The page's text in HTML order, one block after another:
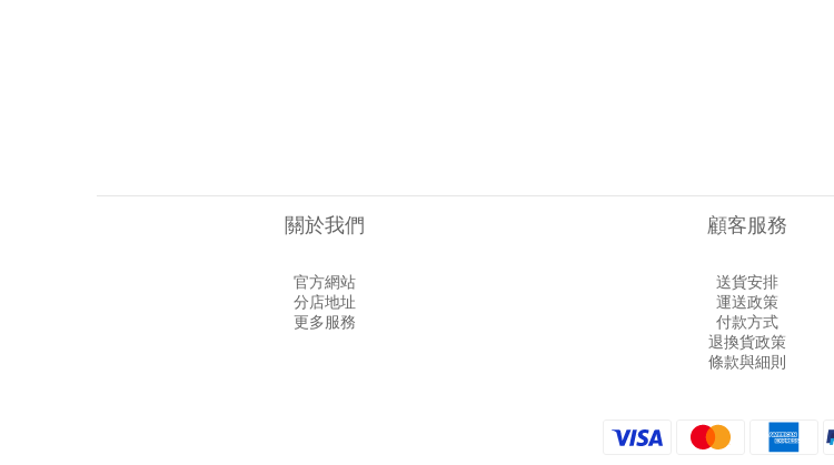
關於我們
官方網站
分店地址
更多服務
顧客服務
送貨安排
運送政策
付款方式
退換貨政策
條款與細則